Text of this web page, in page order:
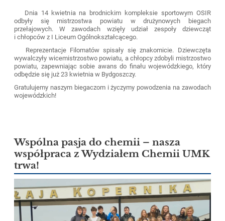
Dnia 14 kwietnia na brodnickim kompleksie sportowym OSIR
odbyły się mistrzostwa powiatu w drużynowych biegach
przełajowych. W zawodach wzięły udział zespoły dziewcząt
i chłopców z I Liceum Ogólnokształcącego.
Reprezentacje Filomatów spisały się znakomicie. Dziewczęta
wywalczyły wicemistrzostwo powiatu, a chłopcy zdobyli mistrzostwo
powiatu, zapewniając sobie awans do finału wojewódzkiego, który
odbędzie się już 23 kwietnia w Bydgoszczy.
Gratulujemy naszym biegaczom i życzymy powodzenia na zawodach
wojewódzkich!
Wspólna pasja do chemii – nasza
współpraca z Wydziałem Chemii UMK
trwa!